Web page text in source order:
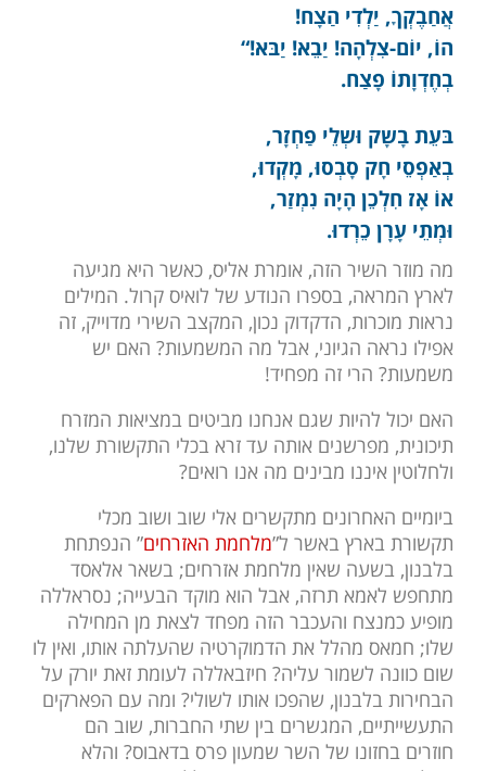
אֲחַבֶקְךָ, יַלְדִי הַצָח!
הוֹ, יוֹם-צִלְהָה! יַבֵא! יַבּא!“
בְחֶדְוָתוֹ פָצַח.
בּעֵת בָשָק וּשְלֵי פַחְזָר,
בְאַפְסֵי חָק סָבְסוּ, מָקְדוּ,
אוֹ אָז חִלְכֵן הָיָה נִמְזַר,
וּמְתֵי עָרָן כֵרְדוּ.
מה מוזר השיר הזה, אומרת אליס, כאשר היא מגיעה
לארץ המראה, בספרו הנודע של לואיס קרול. המילים
נראות מוכרות, הדקדוק נכון, המקצב השירי מדוייק, זה
אפילו נראה הגיוני, אבל מה המשמעות? האם יש
משמעות? הרי זה מפחיד!
האם יכול להיות שגם אנחנו מביטים במציאות המזרח
תיכונית, מפרשנים אותה עד זרא בכלי התקשורת שלנו,
ולחלוטין איננו מבינים מה אנו רואים?
ביומיים האחרונים מתקשרים אלי שוב ושוב מכלי
תקשורת בארץ באשר ל”מלחמת האזרחים” הנפתחת
בלבנון, בשעה שאין מלחמת אזרחים; בשאר אלאסד
מתחפש לאמא תרזה, אבל הוא מוקד הבעייה; נסראללה
מופיע כמנצח והעכבר הזה מפחד לצאת מן המחילה
שלו; חמאס מהלל את הדמוקרטיה שהעלתה אותו, ואין לו
שום כוונה לשמור עליה? חיזבאללה לעומת זאת יורק על
הבחירות בלבנון, שהפכו אותו לשולי? ומה עם הפארקים
התעשייתיים, המגשרים בין שתי החברות, שוב הם
חוזרים בחזונו של השר שמעון פרס בדאבוס? והלא